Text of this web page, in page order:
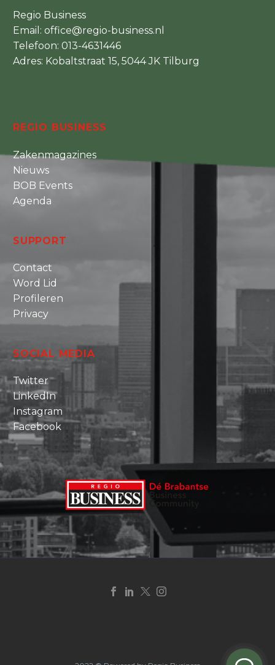
Regio Business
Email: office@regio-business.nl
Telefoon: 013-4631446
Adres: Kobaltstraat 15, 5044 JK Tilburg
REGIO BUSINESS
Zakenmagazines
Nieuws
BOB Events
Agenda
SUPPORT
Contact
Word Lid
Profileren
Privacy
SOCIAL MEDIA
Twitter
LinkedIn
Instagram
Facebook